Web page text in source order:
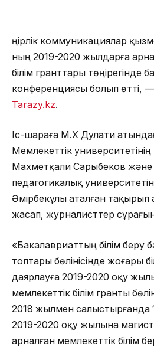
Өңірлік коммуникациялар
ның 2019-2020 жылдарға
білім гранттары төңірегінде
конференциясы болып өтті,
Tarazy.kz.
Іс-шараға М.Х Дулати
Мемлекеттік
Махметқали Сарыбеков және
педагогикалық
Әмірбекұлы аталған
жасап, журналисттер
«Бакалавриаттың білім беру
топтары бөлінісінде жоғары
даярлауға 2019-2020 оқу
мемлекеттік білім гранты
2018 жылмен салыстырғанда
2019-2020 оқу жылына
арналған мемлекеттік білім